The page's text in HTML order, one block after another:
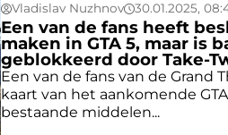
Vladislav Nuzhnov 30.01.2025,
Een van de fans heeft
maken in GTA 5, maar is
geblokkeerd door Take-
Een van de fans van de Grand
kaart van het aankomende
bestaande middelen...